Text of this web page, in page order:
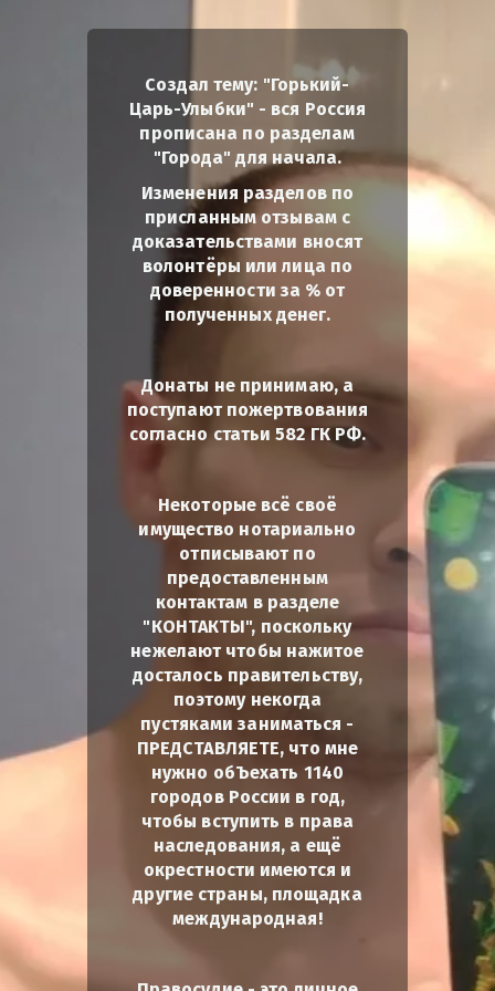
Создал тему: "Горький-
Царь-Улыбки" - вся Россия
прописана по разделам
"Города" для начала.
Изменения разделов по
присланным отзывам с
доказательствами вносят
волонтёры или лица по
доверенности за % от
полученных денег.
Донаты не принимаю, а
поступают пожертвования
согласно статьи 582 ГК РФ.
Некоторые всё своё
имущество нотариально
отписывают по
предоставленным
контактам в разделе
"КОНТАКТЫ", поскольку
нежелают чтобы нажитое
досталось правительству,
поэтому некогда
пустяками заниматься -
ПРЕДСТАВЛЯЕТЕ, что мне
нужно обЪехать 1140
городов России в год,
чтобы вступить в права
наследования, а ещё
окрестности имеются и
другие страны, площадка
международная!